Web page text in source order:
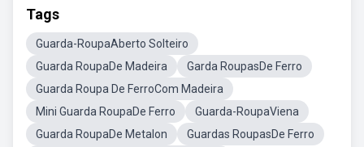
Tags
Guarda-RoupaAberto Solteiro
Guarda RoupaDe Madeira
Garda RoupasDe Ferro
Guarda Roupa De FerroCom Madeira
Mini Guarda RoupaDe Ferro
Guarda-RoupaViena
Guarda RoupaDe Metalon
Guardas RoupasDe Ferro